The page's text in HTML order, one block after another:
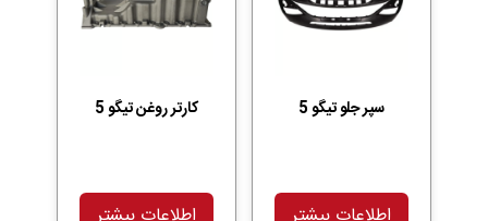
سپر جلو تیگو 5 کارتر روغن تیگو 5